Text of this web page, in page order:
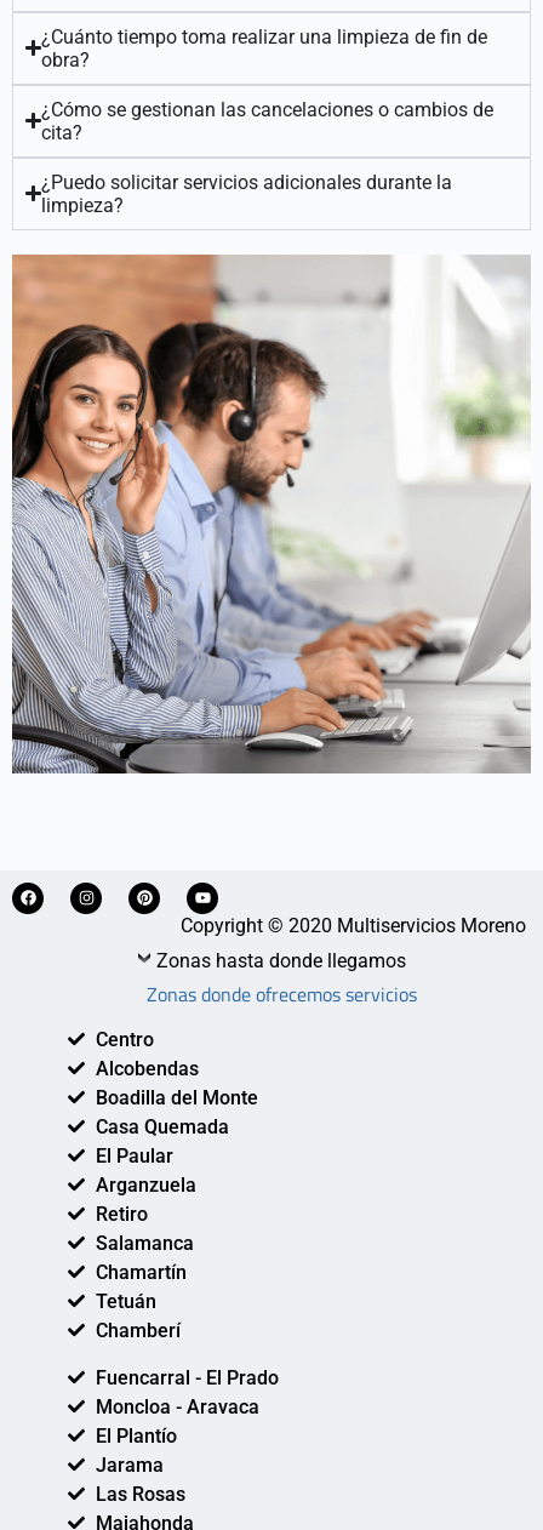
¿Cuánto tiempo toma realizar una limpieza de fin de
obra?
¿Cómo se gestionan las cancelaciones o cambios de
cita?
¿Puedo solicitar servicios adicionales durante la
limpieza?
Copyright © 2020 Multiservicios Moreno
Zonas hasta donde llegamos
Zonas donde ofrecemos servicios
Centro
Alcobendas
Boadilla del Monte
Casa Quemada
El Paular
Arganzuela
Retiro
Salamanca
Chamartín
Tetuán
Chamberí
Fuencarral - El Prado
Moncloa - Aravaca
El Plantío
Jarama
Las Rosas
Majahonda